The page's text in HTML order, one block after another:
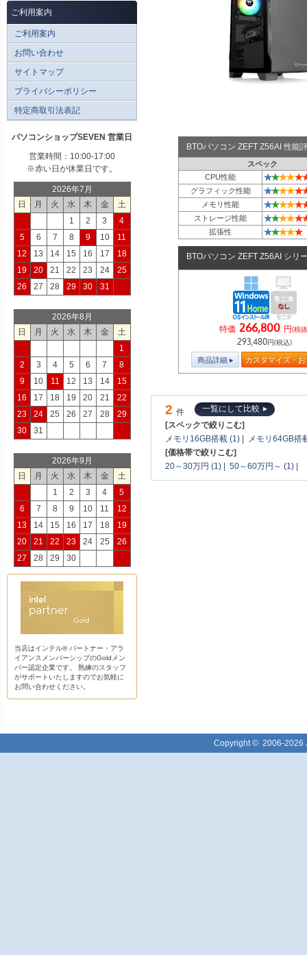
BTOパソコン ZEFT Z56AI 性能
スペック
CPU性能
★★★★★
グラフィック性能 ★★★★★
メモリ性能 ★★★★★
ストレージ性能 ★★★★★
拡張性 ★★★★★
BTOパソコン ZEFT Z56AI シリ
特価 266,800 円(税
293,480円(税込)
商品詳細 カスタマイズ・
2 件
一覧にして比較
[スペックで絞りこむ]
メモリ16GB搭載 (1)
メモリ64GB搭
[価格帯で絞りこむ]
20～30万円 (1)
50～60万円～ (1)
ご利用案内
ご利用案内
お問い合わせ
サイトマップ
プライバシーポリシー
特定商取引法表記
パソコンショップSEVEN 営業日
営業時間：10:00-17:00
※赤い日が休業日です。
2026年7月
日
月 火 水 木 金
土
1
2 3
4
5
6 7 8 9 10
11
12
13 14 15 16 17
18
19
20 21 22 23 24
25
26
27 28 29 30 31
2026年8月
日
月 火 水 木 金
土
1
2
3 4 5 6 7
8
9
10 11 12 13 14
15
16
17 18 19 20 21
22
23
24 25 26 27 28
29
30
31
2026年9月
日
月 火 水 木 金
土
1
2 3 4
5
6
7 8 9 10 11
12
13
14 15 16 17 18
19
20
21 22 23 24 25
26
27
28 29 30
当店はインテル® パートナー・アラ
イアンスメンバーシップのGoldメン
バー認定企業です。 熟練のスタッフ
がサポートいたしますのでお気軽に
お問い合わせください。
Copyright © 2006-2026